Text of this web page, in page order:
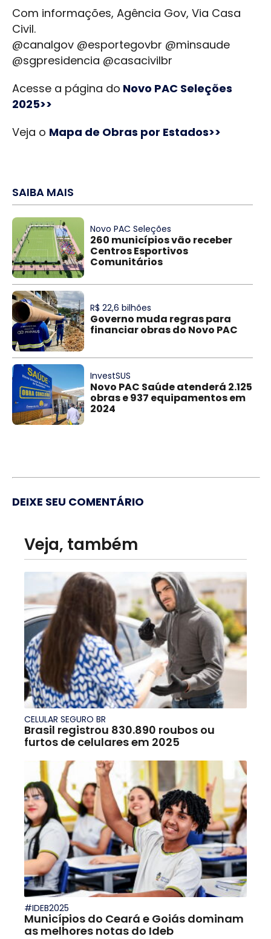
Com informações, Agência Gov, Via Casa
Civil.
@canalgov @esportegovbr @minsaude
@sgpresidencia @casacivilbr
Acesse a página do Novo PAC Seleções
2025>>
Veja o Mapa de Obras por Estados>>
SAIBA MAIS
Novo PAC Seleções
260 municípios vão receber
Centros Esportivos
Comunitários
R$ 22,6 bilhões
Governo muda regras para
financiar obras do Novo PAC
InvestSUS
Novo PAC Saúde atenderá 2.125
obras e 937 equipamentos em
2024
DEIXE SEU COMENTÁRIO
Veja, também
CELULAR SEGURO BR
Brasil registrou 830.890 roubos ou
furtos de celulares em 2025
#IDEB2025
Municípios do Ceará e Goiás dominam
as melhores notas do Ideb